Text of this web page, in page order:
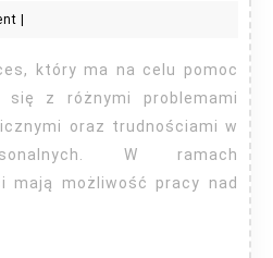
|
się z różnymi problemami
oraz trudnościami w
W ramach
mają możliwość pracy nad